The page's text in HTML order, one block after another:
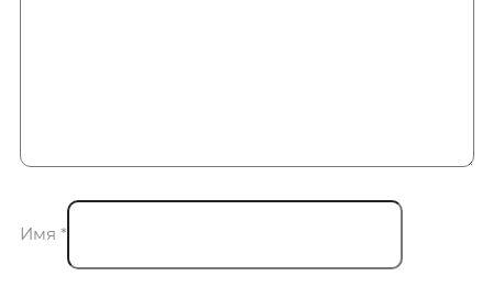
Имя *